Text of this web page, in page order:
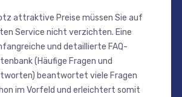
attraktive Preise müssen Sie auf
Service nicht verzichten. Eine
und detaillierte FAQ-
(Häufige Fragen und
beantwortet viele Fragen
im Vorfeld und erleichtert somit